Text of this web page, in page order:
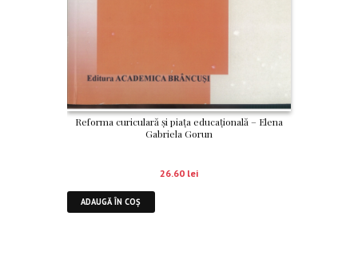
Reforma curiculară și piața educațională – Elena
Gabriela Gorun
26.60 lei
ADAUGĂ ÎN COȘ